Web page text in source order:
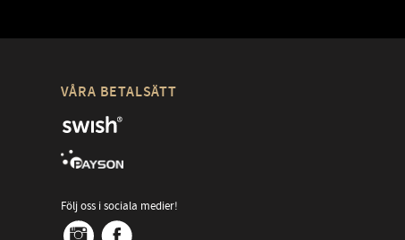
VÅRA BETALSÄTT
Följ oss i sociala medier!